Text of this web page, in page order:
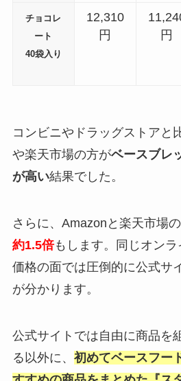
チョコレ
ート
40袋入り
12,310
円
円
コンビニやドラッグストアと
や楽天市場の方がベースブレ
が高い結果でした。
さらに、Amazonと楽天市場
約1.5倍もします。同じオンラ
価格の面では圧倒的に公式サ
が分かります。
公式サイトでは自由に商品を
る以外に、 初めてベースフー